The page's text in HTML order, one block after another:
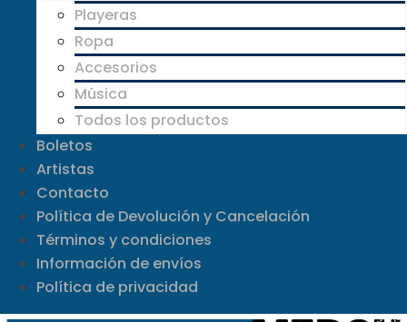
Playeras
Ropa
Accesorios
Música
Todos los productos
Boletos
Artistas
Contacto
Política de Devolución y Cancelación
Términos y condiciones
Información de envíos
Política de privacidad